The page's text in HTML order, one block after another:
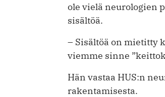
ole vielä neurologien
sisältöä.
– Sisältöä on mietitty
viemme sinne
Hän vastaa HUS:n
rakentamisesta.